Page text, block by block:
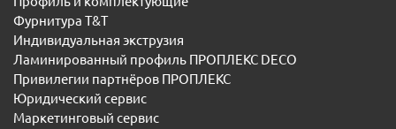
Фурнитура T&T
Индивидуальная экструзия
Ламинированный профиль ПРОПЛЕКС DECO
Привилегии партнёров ПРОПЛЕКС
Юридический сервис
Маркетинговый сервис